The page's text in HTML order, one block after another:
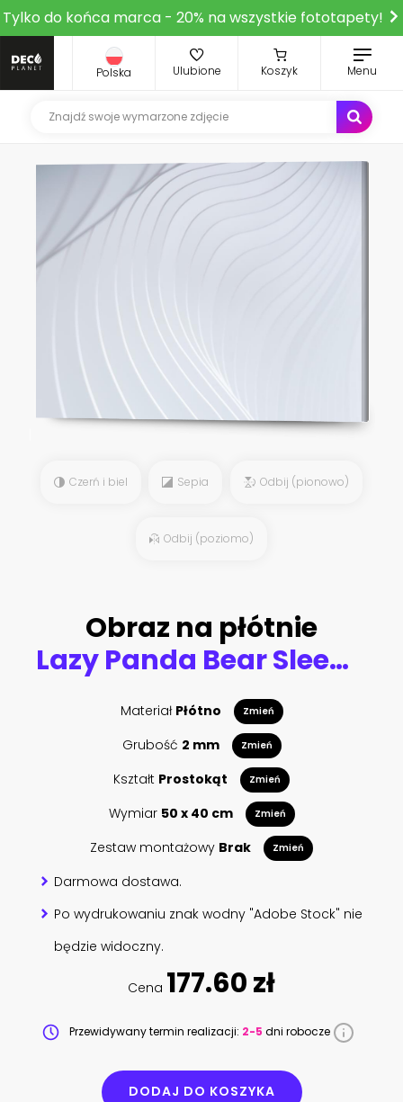
Tylko do końca marca - 20% na wszystkie fototapety!
Polska Ulubione Koszyk Menu
Czerń i biel Sepia Odbij (pionowo)
Odbij (poziomo)
Obraz na płótnie
Lazy Panda Bear Sleeping on a Tree Branch, China Wildlife. Bifengxia nature reserve, Sichuan Province.
Materiał Płótno Zmień
Grubość 2 mm Zmień
Kształt Prostokąt Zmień
Wymiar 50 x 40 cm Zmień
Zestaw montażowy Brak Zmień
Darmowa dostawa.
Po wydrukowaniu znak wodny "Adobe Stock" nie
będzie widoczny.
Cena 177.60 zł
Przewidywany termin realizacji: 2-5 dni robocze
DODAJ DO KOSZYKA